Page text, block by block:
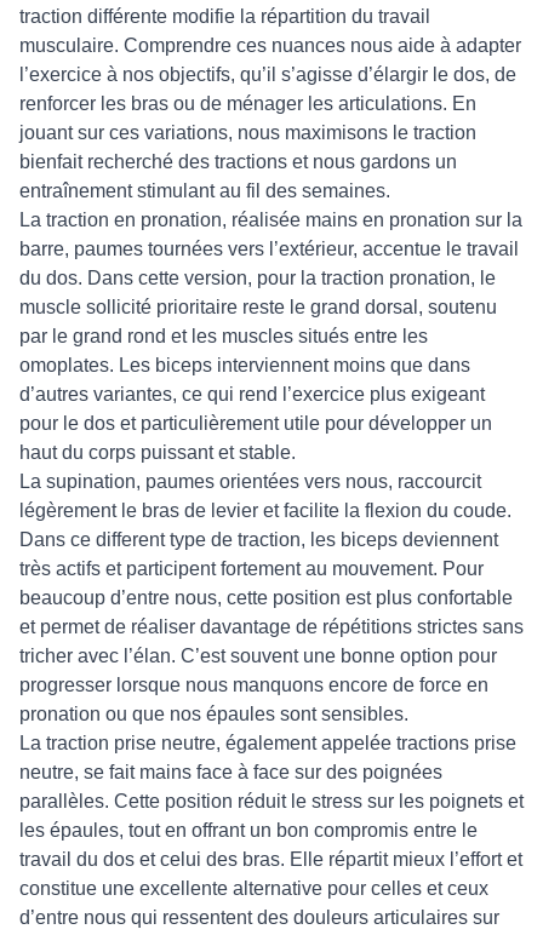
traction différente modifie la répartition du travail
musculaire. Comprendre ces nuances nous aide à adapter
l’exercice à nos objectifs, qu’il s’agisse d’élargir le dos, de
renforcer les bras ou de ménager les articulations. En
jouant sur ces variations, nous maximisons le traction
bienfait recherché des tractions et nous gardons un
entraînement stimulant au fil des semaines.
La traction en pronation, réalisée mains en pronation sur la
barre, paumes tournées vers l’extérieur, accentue le travail
du dos. Dans cette version, pour la traction pronation, le
muscle sollicité prioritaire reste le grand dorsal, soutenu
par le grand rond et les muscles situés entre les
omoplates. Les biceps interviennent moins que dans
d’autres variantes, ce qui rend l’exercice plus exigeant
pour le dos et particulièrement utile pour développer un
haut du corps puissant et stable.
La supination, paumes orientées vers nous, raccourcit
légèrement le bras de levier et facilite la flexion du coude.
Dans ce different type de traction, les biceps deviennent
très actifs et participent fortement au mouvement. Pour
beaucoup d’entre nous, cette position est plus confortable
et permet de réaliser davantage de répétitions strictes sans
tricher avec l’élan. C’est souvent une bonne option pour
progresser lorsque nous manquons encore de force en
pronation ou que nos épaules sont sensibles.
La traction prise neutre, également appelée tractions prise
neutre, se fait mains face à face sur des poignées
parallèles. Cette position réduit le stress sur les poignets et
les épaules, tout en offrant un bon compromis entre le
travail du dos et celui des bras. Elle répartit mieux l’effort et
constitue une excellente alternative pour celles et ceux
d’entre nous qui ressentent des douleurs articulaires sur